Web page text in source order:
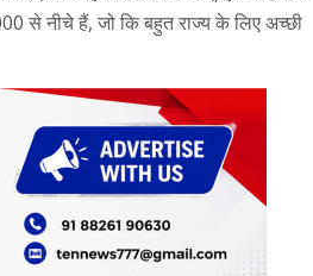
से नीचे हैं, जो कि बहुत राज्य के लिए अच्छी